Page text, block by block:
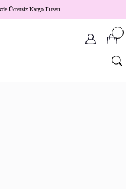
Ücretsiz Kargo Fırsatı